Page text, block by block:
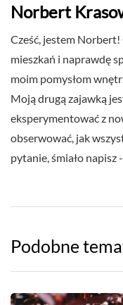
Norbert
Cześć, jestem
mieszkań i naprawdę
moim pomysłom
Moją drugą zajawką
eksperymentować z
obserwować, jak
pytanie, śmiało napisz -
Podobne